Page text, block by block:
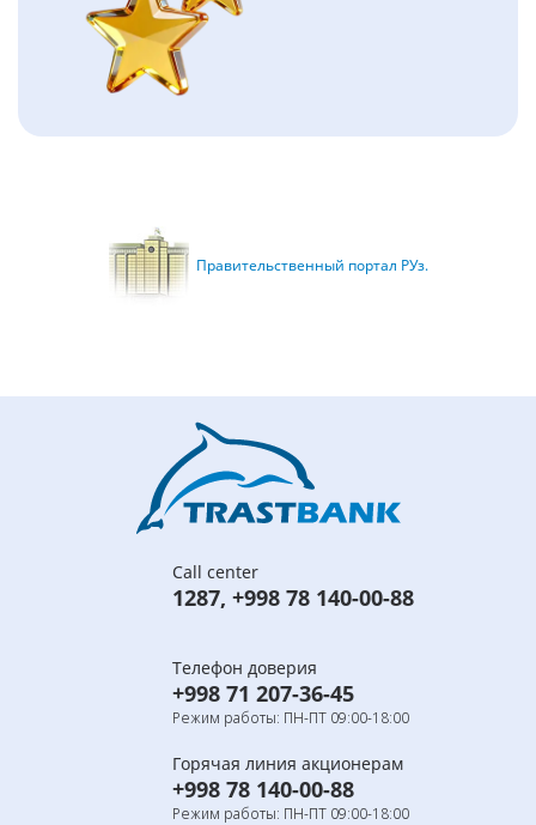
Правительственный портал РУз.
Call center
1287, +998 78 140-00-88
Телефон доверия
+998 71 207-36-45
Режим работы: ПН-ПТ 09:00-18:00
Горячая линия акционерам
+998 78 140-00-88
Режим работы: ПН-ПТ 09:00-18:00